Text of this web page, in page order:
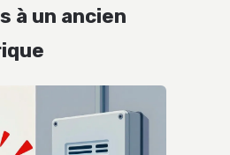
à un ancien